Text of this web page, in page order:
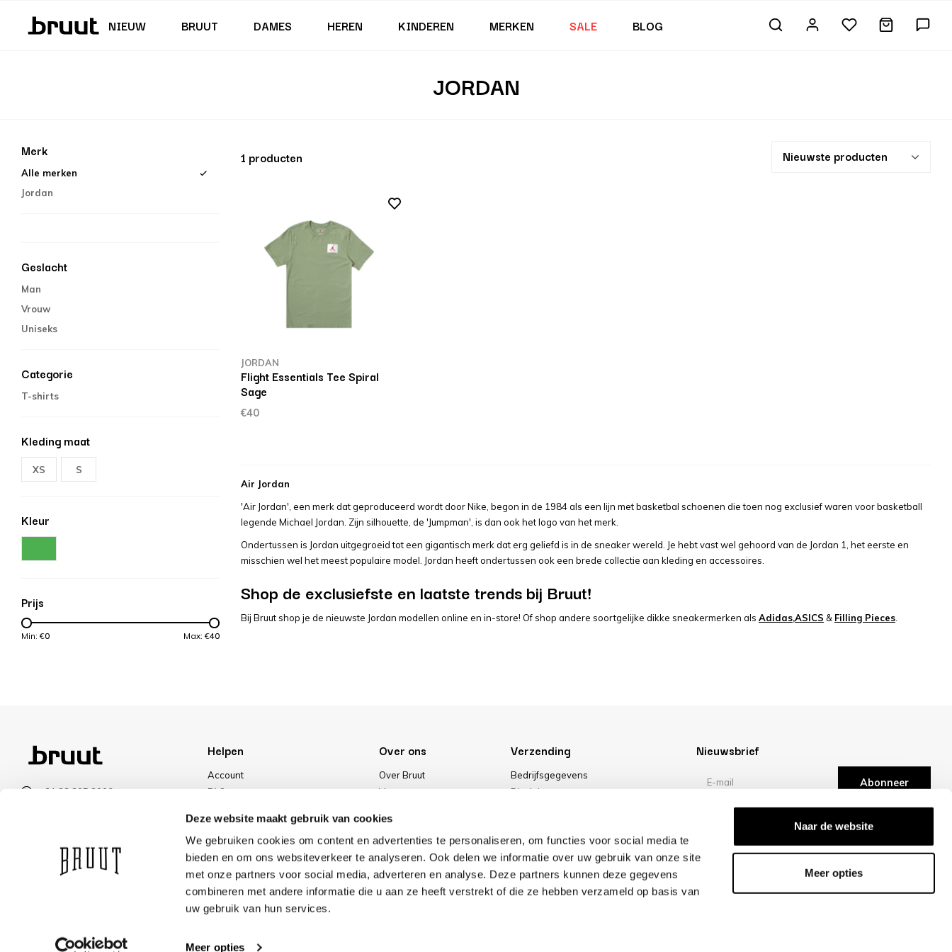
Deze website maakt gebruik van cookies
We gebruiken cookies om content en advertenties te personaliseren, om functies voor social media te
bieden en om ons websiteverkeer te analyseren. Ook delen we informatie over uw gebruik van onze site
met onze partners voor social media, adverteren en analyse. Deze partners kunnen deze gegevens
combineren met andere informatie die u aan ze heeft verstrekt of die ze hebben verzameld op basis van
uw gebruik van hun services.
Meer opties
Naar de website
Meer opties
NIEUW BRUUT
Korte Broeken
DAMES
Rokken & Jurken
HEREN
Zwembroeken
KINDEREN
Junior (122 - 170 CM)
MERKEN SALE BLOG
JORDAN
Merk
Alle merken
Jordan
Geslacht
Man
Vrouw
Uniseks
Categorie
T-shirts
Kleding maat
XS S
Kleur
Prijs
Min: €0 Max: €40
1 producten Nieuwste producten
JORDAN
Flight Essentials Tee Spiral
Sage
€40
Air Jordan
'Air Jordan', een merk dat geproduceerd wordt door Nike, begon in de 1984 als een lijn met basketbal schoenen die toen nog exclusief waren voor basketball
legende Michael Jordan. Zijn silhouette, de 'Jumpman', is dan ook het logo van het merk.
Ondertussen is Jordan uitgegroeid tot een gigantisch merk dat erg geliefd is in de sneaker wereld. Je hebt vast wel gehoord van de Jordan 1, het eerste en
misschien wel het meest populaire model. Jordan heeft ondertussen ook een brede collectie aan kleding en accessoires.
Shop de exclusiefste en laatste trends bij Bruut!
Bij Bruut shop je de nieuwste Jordan modellen online en in-store! Of shop andere soortgelijke dikke sneakermerken als Adidas,ASICS & Filling Pieces
+31 23 205 2006
OPENINGSTIJDEN
Helpen
Account
FAQ
Betalen
Levering
Kortingen
Over ons
Over Bruut
Vacatures
Onze winkel
Verzending
Bedrijfsgegevens
Disclaimer
Cookies
Nieuwsbrief
Abonneer
/10 -